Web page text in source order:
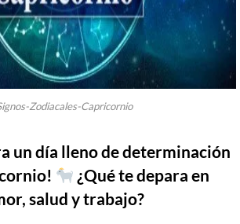
Zodiacales-Capricornio
un día lleno de determinación
¿Qué te depara en
salud y trabajo?